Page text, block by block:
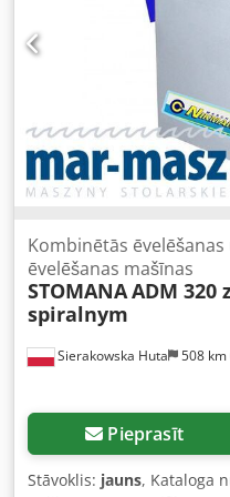
Sierakowska Huta 508 km
Kombinētās
ēvelēšanas mašīnas
STOMANAADM 320
spiralnym
Pieprasīt
Stāvoklis: jauns, Kataloga